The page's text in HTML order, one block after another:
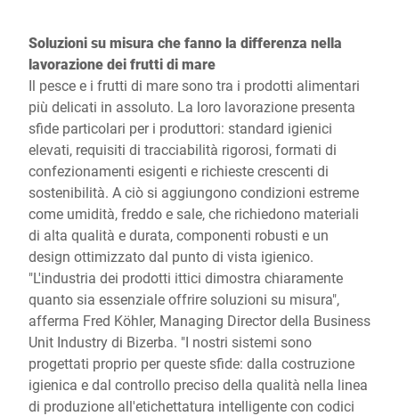
Soluzioni su misura che fanno la differenza nella
lavorazione dei frutti di mare
Il pesce e i frutti di mare sono tra i prodotti alimentari
più delicati in assoluto. La loro lavorazione presenta
sfide particolari per i produttori: standard igienici
elevati, requisiti di tracciabilità rigorosi, formati di
confezionamenti esigenti e richieste crescenti di
sostenibilità. A ciò si aggiungono condizioni estreme
come umidità, freddo e sale, che richiedono materiali
di alta qualità e durata, componenti robusti e un
design ottimizzato dal punto di vista igienico.
"L'industria dei prodotti ittici dimostra chiaramente
quanto sia essenziale offrire soluzioni su misura",
afferma Fred Köhler, Managing Director della Business
Unit Industry di Bizerba. "I nostri sistemi sono
progettati proprio per queste sfide: dalla costruzione
igienica e dal controllo preciso della qualità nella linea
di produzione all'etichettatura intelligente con codici